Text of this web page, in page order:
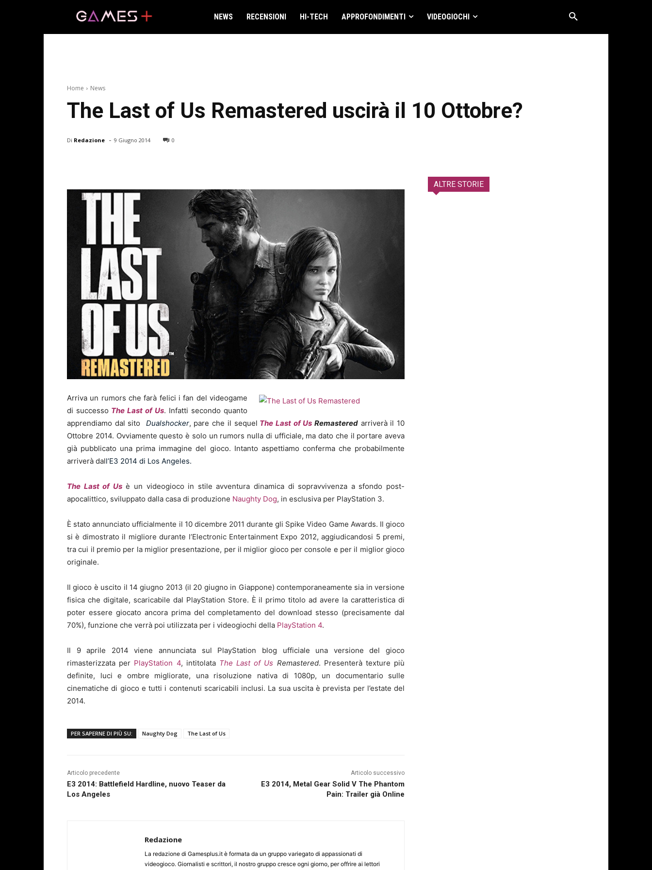
NEWS RECENSIONI HI-TECH APPROFONDIMENTI VIDEOGIOCHI
Home News
The Last of Us Remastered uscirà il 10 Ottobre?
Di Redazione - 9 Giugno 2014 0
Arriva un rumors che farà felici i fan del videogame
di successo The Last of Us. Infatti secondo quanto
apprendiamo dal sito
Dualshocker, pare che il sequel The Last of Us Remastered arriverà il 10
Ottobre 2014. Ovviamente questo è solo un rumors nulla di ufficiale, ma dato che il portare aveva
già pubblicato una prima immagine del gioco. Intanto aspettiamo conferma che probabilmente
arriverà dall’E3 2014 di Los Angeles.
The Last of Usè un videogioco in stile avventura dinamica di sopravvivenza a sfondo post-
apocalittico, sviluppato dalla casa di produzione Naughty Dog, in esclusiva per PlayStation 3.
È stato annunciato ufficialmente il 10 dicembre 2011 durante gli Spike Video Game Awards. Il gioco
si è dimostrato il migliore durante l’Electronic Entertainment Expo 2012, aggiudicandosi 5 premi,
tra cui il premio per la miglior presentazione, per il miglior gioco per console e per il miglior gioco
originale.
Il gioco è uscito il 14 giugno 2013 (il 20 giugno in Giappone) contemporaneamente sia in versione
fisica che digitale, scaricabile dal PlayStation Store. È il primo titolo ad avere la caratteristica di
poter essere giocato ancora prima del completamento del download stesso (precisamente dal
70%), funzione che verrà poi utilizzata per i videogiochi della PlayStation 4.
Il 9 aprile 2014 viene annunciata sul PlayStation blog ufficiale una versione del gioco
rimasterizzata per PlayStation 4, intitolata The Last of Us Remastered. Presenterà texture più
definite, luci e ombre migliorate, una risoluzione nativa di 1080p, un documentario sulle
cinematiche di gioco e tutti i contenuti scaricabili inclusi. La sua uscita è prevista per l’estate del
2014.
PER SAPERNE DI PIÙ SU: Naughty Dog The Last of Us
Articolo precedente
E3 2014: Battlefield Hardline, nuovo Teaser da
Los Angeles
Articolo successivo
E3 2014, Metal Gear Solid V The Phantom
Pain: Trailer già Online
Redazione
La redazione di Gamesplus.it è formata da un gruppo variegato di appassionati di
videogioco. Giornalisti e scrittori, il nostro gruppo cresce ogni giorno, per offrire ai lettori
ALTRE STORIE